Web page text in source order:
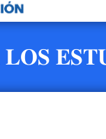
𝐋𝐎𝐒